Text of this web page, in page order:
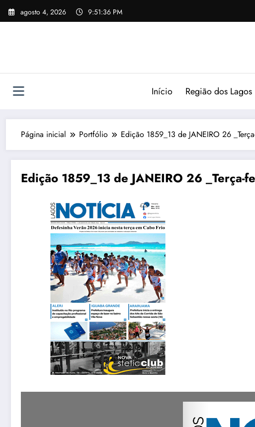
agosto 4, 2026 9:51:37 PM
Início Região dos Lagos
Página inicial Portfólio Edição 1859_13 de JANEIRO 26
Edição 1859_13 de JANEIRO 26 _Terça-